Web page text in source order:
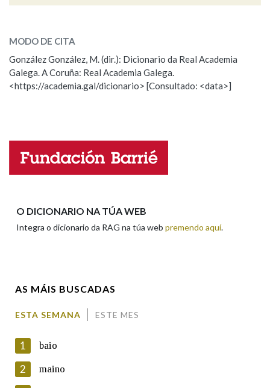
Pertence a
LIMPAR BUSCA
ESCOLLE UNHA OPCIÓN:
Observación Hai un erro na palabra
Propoño mellorar a definición
Nome
MODO DE CITA
González González, M. (dir.): Dicionario da Real Academia
Galega. A Coruña: Real Academia Galega.
<https://academia.gal/dicionario> [Consultado: <data>]
O DICIONARIO NA TÚA WEB
Integra o dicionario da RAG na túa web premendo aquí.
AS MÁIS BUSCADAS
ESTA SEMANA ESTE MES
1 baio
2 maino